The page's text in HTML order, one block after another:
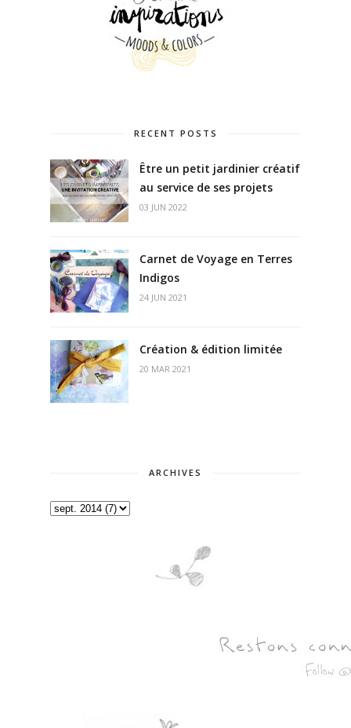
RECENT POSTS
Être un petit jardinier créatif
au service de ses projets
03 JUN 2022
Carnet de Voyage en Terres
Indigos
24 JUN 2021
Création & édition limitée
20 MAR 2021
ARCHIVES